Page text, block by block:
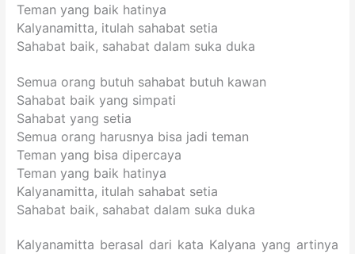
Teman yang baik hatinya
Kalyanamitta, itulah sahabat setia
Sahabat baik, sahabat dalam suka duka
Semua orang butuh sahabat butuh kawan
Sahabat baik yang simpati
Sahabat yang setia
Semua orang harusnya bisa jadi teman
Teman yang bisa dipercaya
Teman yang baik hatinya
Kalyanamitta, itulah sahabat setia
Sahabat baik, sahabat dalam suka duka
Kalyanamitta berasal dari kata Kalyana yang artinya